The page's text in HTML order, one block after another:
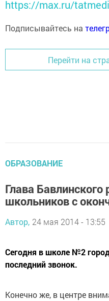
https://max.ru/
Подписывайтесь на
Перейти на
ОБРАЗОВАНИЕ
Глава
школьников с
Автор, 24 мая 2014 - 13:55
Сегодня в школе №2
последний звонок.
Конечно же, в центре